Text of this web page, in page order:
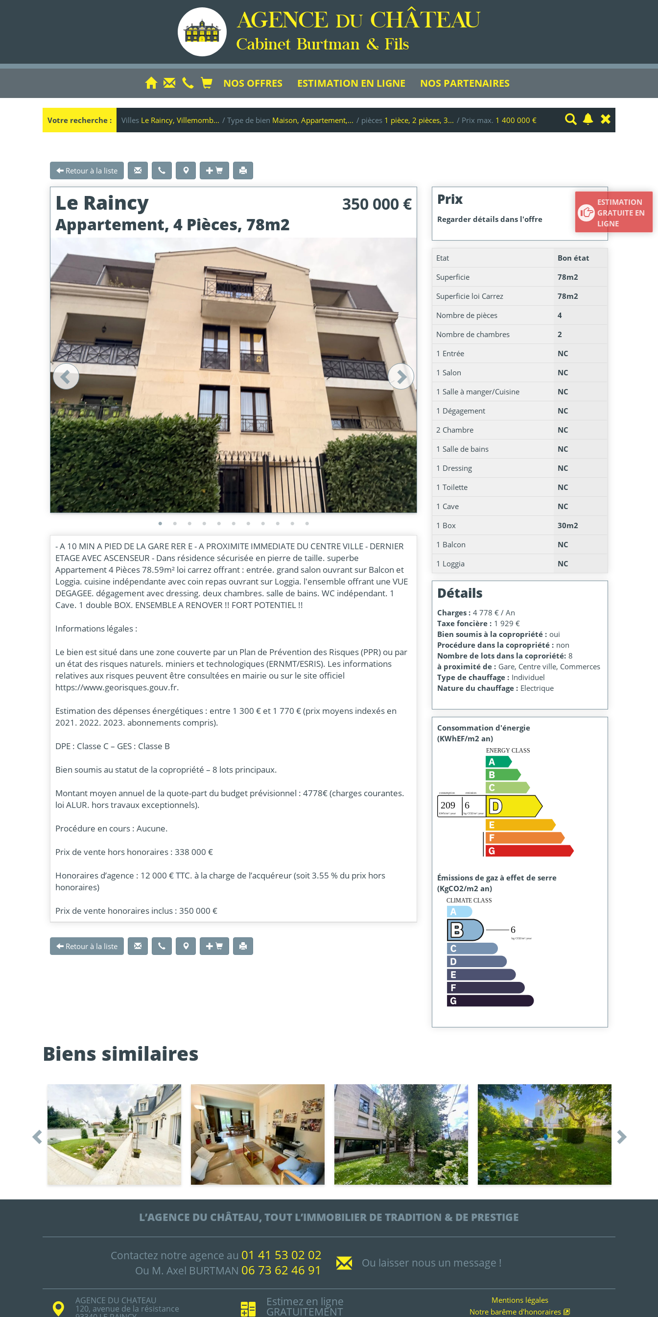
AGENCE DUCHÂTEAU
Cabinet Burtman & Fils
NOS OFFRES ESTIMATION EN LIGNE NOS PARTENAIRES
Votre recherche : Villes Le Raincy, Villemomb... / Type de bien Maison, Appartement,... / pièces 1 pièce, 2 pièces, 3... / Prix max. 1 400 000 €
ESTIMATION
GRATUITE EN
LIGNE
Retour à la liste
Le Raincy
350 000 €
Appartement, 4 Pièces, 78m2
- A 10 MIN A PIED DE LA GARE RER E - A PROXIMITE IMMEDIATE DU CENTRE VILLE - DERNIER
ETAGE AVEC ASCENSEUR - Dans résidence sécurisée en pierre de taille. superbe
Appartement 4 Pièces 78.59m² loi carrez offrant : entrée. grand salon ouvrant sur Balcon et
Loggia. cuisine indépendante avec coin repas ouvrant sur Loggia. l'ensemble offrant une VUE
DEGAGEE. dégagement avec dressing. deux chambres. salle de bains. WC indépendant. 1
Cave. 1 double BOX. ENSEMBLE A RENOVER !! FORT POTENTIEL !!
Informations légales :
Le bien est situé dans une zone couverte par un Plan de Prévention des Risques (PPR) ou par
un état des risques naturels. miniers et technologiques (ERNMT/ESRIS). Les informations
relatives aux risques peuvent être consultées en mairie ou sur le site officiel
https://www.georisques.gouv.fr.
Estimation des dépenses énergétiques : entre 1 300 € et 1 770 € (prix moyens indexés en
2021. 2022. 2023. abonnements compris).
DPE : Classe C – GES : Classe B
Bien soumis au statut de la copropriété – 8 lots principaux.
Montant moyen annuel de la quote-part du budget prévisionnel : 4778€ (charges courantes.
loi ALUR. hors travaux exceptionnels).
Procédure en cours : Aucune.
Prix de vente hors honoraires : 338 000 €
Honoraires d’agence : 12 000 € TTC. à la charge de l’acquéreur (soit 3.55 % du prix hors
honoraires)
Prix de vente honoraires inclus : 350 000 €
Retour à la liste
Prix
Regarder détails dans l'offre
Etat
Bon état
Superficie
78m2
Superficie loi Carrez
78m2
Nombre de pièces
4
Nombre de chambres
2
1 Entrée
NC
1 Salon
NC
1 Salle à manger/Cuisine
NC
1 Dégagement
NC
2 Chambre
NC
1 Salle de bains
NC
1 Dressing
NC
1 Toilette
NC
1 Cave
NC
1 Box
30m2
1 Balcon
NC
1 Loggia
NC
Détails
Charges : 4 778 € / An
Taxe foncière : 1 929 €
Bien soumis à la copropriété : oui
Procédure dans la copropriété : non
Nombre de lots dans la coproriété: 8
à proximité de : Gare, Centre ville, Commerces
Type de chauffage : Individuel
Nature du chauffage : Electrique
Consommation d'énergie
(KWhEF/m2 an)
Émissions de gaz à effet de serre
(KgCO2/m2 an)
Biens similaires
L’AGENCE DU CHÂTEAU, TOUT L’IMMOBILIER DE TRADITION & DE PRESTIGE
Contactez notre agence au 01 41 53 02 02
Ou M. Axel BURTMAN 06 73 62 46 91 Ou laisser nous un message !
AGENCE DU CHATEAU
120, avenue de la résistance
Estimez en ligne
GRATUITEMENT
Mentions légales
Notre barême d'honoraires